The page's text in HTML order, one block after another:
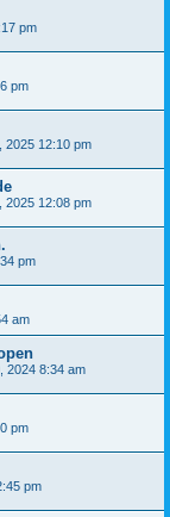
pm
pm
2025 12:10 pm
2025 12:08 pm
pm
am
2024 8:34 am
pm
pm